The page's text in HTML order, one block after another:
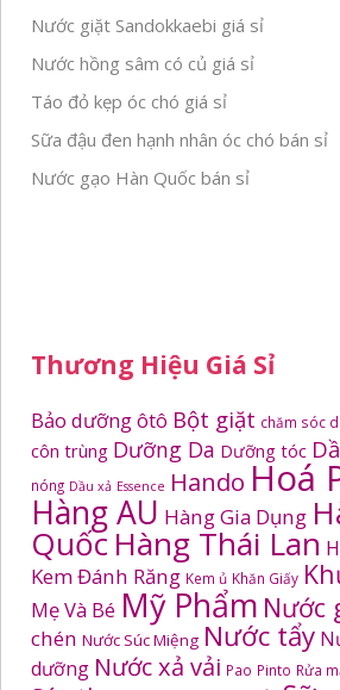
Nước giặt Sandokkaebi giá sỉ
Nước hồng sâm có củ giá sỉ
Táo đỏ kẹp óc chó giá sỉ
Sữa đậu đen hạnh nhân óc chó bán sỉ
Nước gạo Hàn Quốc bán sỉ
Thương Hiệu Giá Sỉ
Bảo dưỡng ôtô Bột giặt chăm sóc
côn trùng Dưỡng Da Dưỡng tóc
nóng Dầu xả Essence Hando Hoá
Hàng AU Hàng Gia Dụng
Quốc Hàng Thái Lan
Kem Đánh Răng Kem ủ Khăn Giấy
Mẹ Và Bé Mỹ Phẩm Nước
chén Nước Súc Miệng Nước tẩy
dưỡng Nước xả vải Pao Pinto Rửa